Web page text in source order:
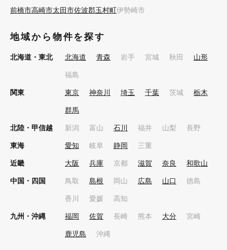
前橋市高崎市太田市佐波郡玉村町伊勢崎市
地域から物件を探す
北海道・東北 北海道 青森 岩手 宮城 秋田 山形
福島
関東 東京 神奈川 埼玉 千葉 茨城 栃木
群馬
北陸・甲信越 新潟 富山 石川 福井 山梨 長野
東海 愛知 岐阜 静岡 三重
近畿 大阪 兵庫 京都 滋賀 奈良 和歌山
中国・四国 鳥取 島根 岡山 広島 山口 徳島
香川 愛媛 高知
九州・沖縄 福岡 佐賀 長崎 熊本 大分 宮崎
鹿児島 沖縄